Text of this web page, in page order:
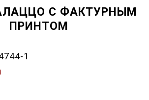
C ФАКТУРНЫМ
ПРИНТОМ
1